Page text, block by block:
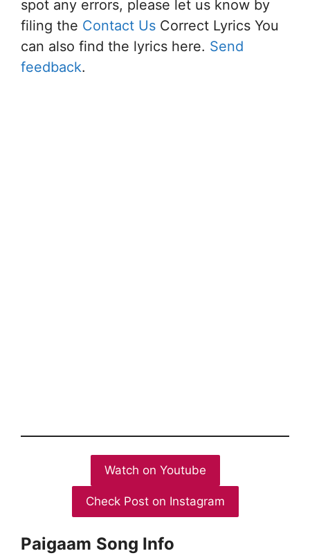
spot any errors, please let us know by
filing the Contact Us Correct Lyrics You
can also find the lyrics here. Send
feedback.
Watch on Youtube
Check Post on Instagram
Paigaam Song Info